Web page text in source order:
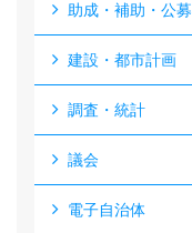
助成・補助・公募
建設・都市計画
調査・統計
議会
電子自治体